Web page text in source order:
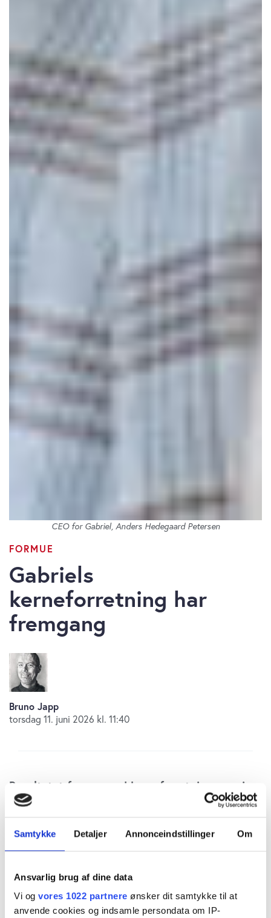
Samtykke Detaljer Annonceindstillinger Om
Ansvarlig brug af dine data
Vi og vores 1022 partnere ønsker dit samtykke til at
anvende cookies og indsamle persondata om IP-
FORMUE
Gabriels
kerneforretning har
fremgang
Bruno Japp
torsdag 11. juni 2026 kl. 11:40
CEO for Gabriel, Anders Hedegaard Petersen
Resultatet fra en sund kerneforretning opvejer
underskuddet i den kriseramte FurnMaster-
division, som er sat til salg. På trods af et
udfordrende geopolitisk klima fastholder
driftsresultatet af de fortsættende aktiviteter
er 9 pct. bedre end i fjor.